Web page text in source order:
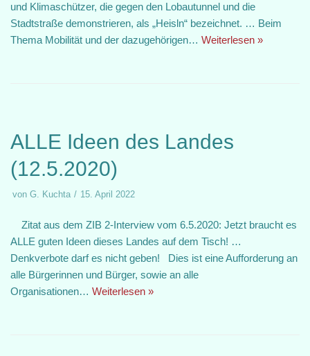
und Klimaschützer, die gegen den Lobautunnel und die
Stadtstraße demonstrieren, als „Heisln“ bezeichnet. … Beim
Thema Mobilität und der dazugehörigen… Weiterlesen »
ALLE Ideen des Landes
(12.5.2020)
von G. Kuchta 15. April 2022
Zitat aus dem ZIB 2-Interview vom 6.5.2020: Jetzt braucht es
ALLE guten Ideen dieses Landes auf dem Tisch! …
Denkverbote darf es nicht geben! Dies ist eine Aufforderung an
alle Bürgerinnen und Bürger, sowie an alle
Organisationen… Weiterlesen »